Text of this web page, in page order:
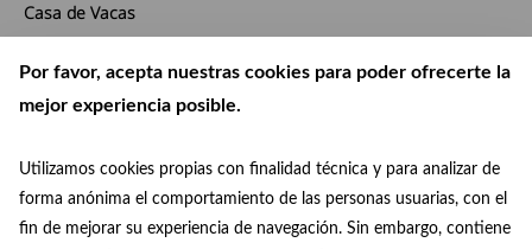
Por favor, acepta nuestras cookies para poder ofrecerte la
mejor experiencia posible.
Utilizamos cookies propias con finalidad técnica y para analizar de
forma anónima el comportamiento de las personas usuarias, con el
fin de mejorar su experiencia de navegación. Sin embargo, contiene
Casa de Vacas
Madrid, Madrid 28009 España + Google Map
914 095 819
View Venue Website